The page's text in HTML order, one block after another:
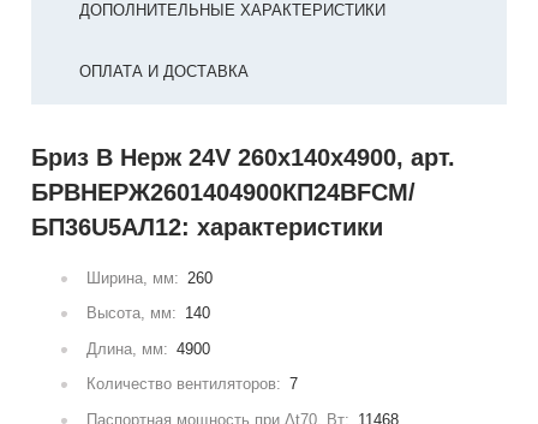
ДОПОЛНИТЕЛЬНЫЕ ХАРАКТЕРИСТИКИ
ОПЛАТА И ДОСТАВКА
Бриз В Нерж 24V 260x140x4900, арт.
БРВНЕРЖ2601404900КП24ВFCM/
БП36U5АЛ12: характеристики
Ширина, мм: 260
Высота, мм: 140
Длина, мм: 4900
Количество вентиляторов: 7
Паспортная мощность при Δt70, Вт: 11468